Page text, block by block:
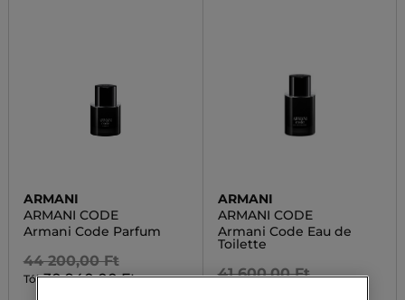
ARMANI
ARMANI CODE
Armani Code Parfum
44 200,00 Ft
Tól 30 940,00 Ft
ARMANI
ARMANI CODE
Armani Code Eau de
Toilette
41 600,00 Ft